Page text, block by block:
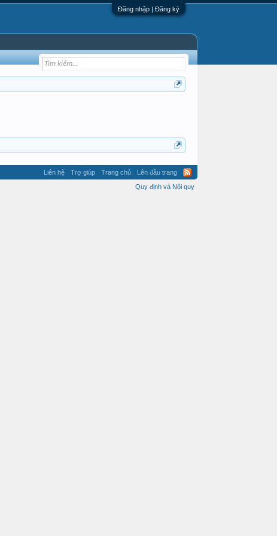
Đăng nhập | Đăng ký
Liên hệ Trợ giúp Trang chủ
Lên đầu trang
Quy định và Nội quy